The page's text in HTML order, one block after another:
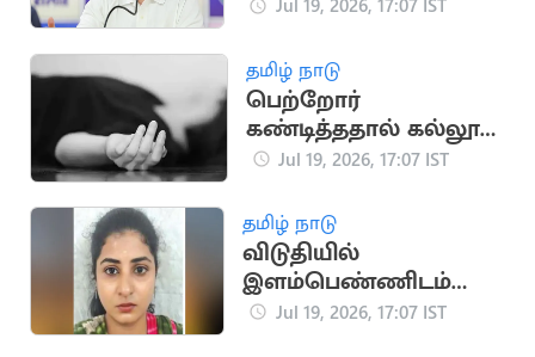
Jul 19, 2026, 17:07 IST
தமிழ் நாடு
பெற்றோர்
கண்டித்ததால் கல்லூரி
மாணவி தற்கொலை
Jul 19, 2026, 17:07 IST
தமிழ் நாடு
விடுதியில்
இளம்பெண்ணிடம்
நகை திருடிய
Jul 19, 2026, 17:07 IST